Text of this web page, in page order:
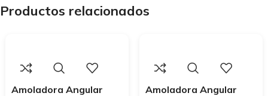
Productos relacionados
Amoladora Angular
Amoladora Angular